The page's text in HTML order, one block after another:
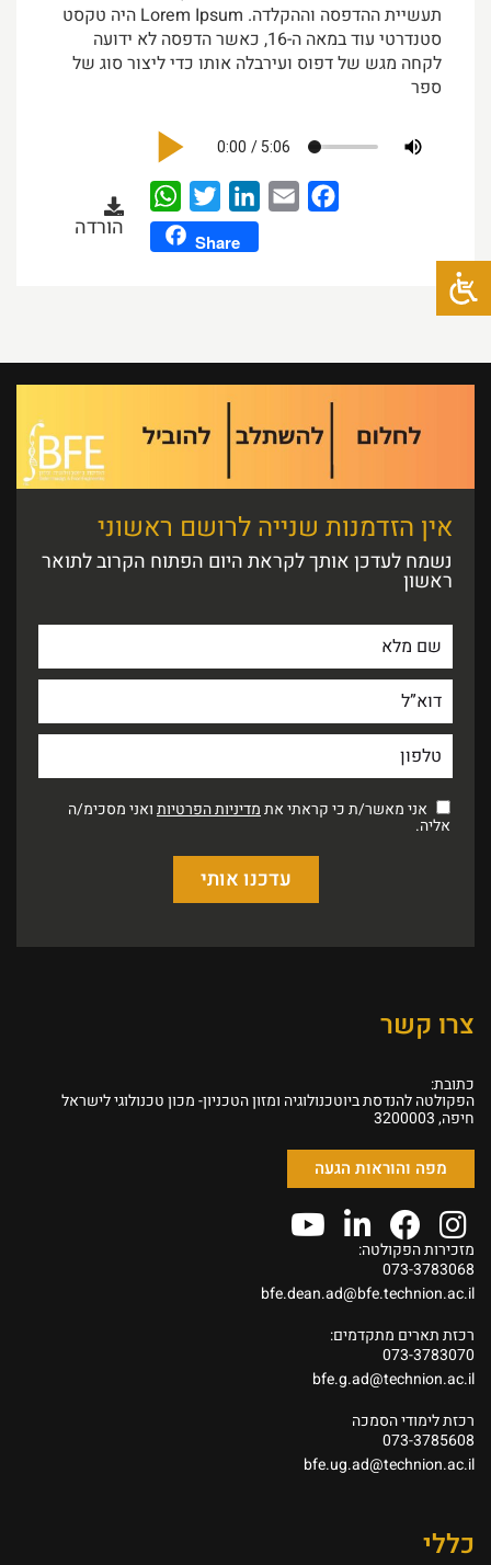
תעשיית ההדפסה וההקלדה. Lorem Ipsum היה טקסט
סטנדרטי עוד במאה ה-16, כאשר הדפסה לא ידועה
לקחה מגש של דפוס ועירבלה אותו כדי ליצור סוג של
ספר
WhatsAppTwitterLinkedIn
Email
Share
הורדה
אין הזדמנות שנייה לרושם ראשוני
נשמח לעדכן אותך לקראת היום הפתוח הקרוב לתואר
ראשון
אני מאשר/ת כי קראתי את מדיניות הפרטיות ואני מסכימ/ה
אליה.
צרו קשר
כתובת:
הפקולטה להנדסת ביוטכנולוגיה ומזון הטכניון- מכון טכנולוגי לישראל
חיפה, 3200003
מפה והוראות הגעה
מזכירות הפקולטה:
073-3783068
bfe.dean.ad@bfe.technion.ac.il
רכזת תארים מתקדמים:
073-3783070
bfe.g.ad@technion.ac.il
רכזת לימודי הסמכה
073-3785608
bfe.ug.ad@technion.ac.il
כללי